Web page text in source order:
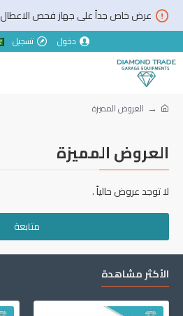
عرض خاص جداً على جهاز فحص الاعطال
دخول تسجيل
العروض المميزة
العروض المميزة
لا توجد عروض حالياً .
متابعة
الأكثر مشاهدة